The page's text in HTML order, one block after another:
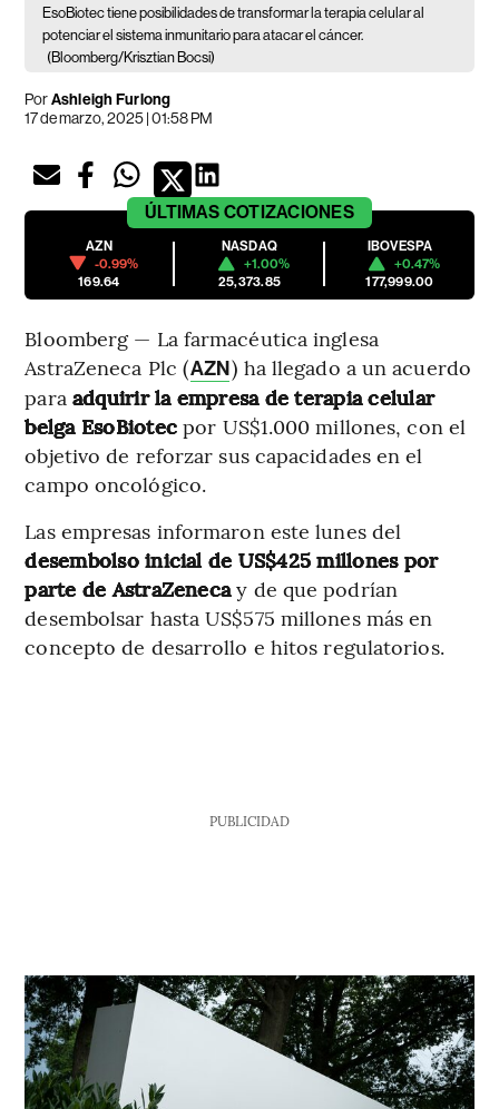
EsoBiotec tiene posibilidades de transformar la terapia celular al
potenciar el sistema inmunitario para atacar el cáncer.
(Bloomberg/Krisztian Bocsi)
PorAshleigh Furlong
17 de marzo, 2025 | 01:58 PM
ÚLTIMAS COTIZACIONES
AZN
-0.99%
169.64
NASDAQ
+1.00%
25,373.85
IBOVESPA
+0.47%
177,999.00
Bloomberg — La farmacéutica inglesa
AstraZeneca Plc (AZN) ha llegado a un acuerdo
para adquirir la empresa de terapia celular
belga EsoBiotec por US$1.000 millones, con el
objetivo de reforzar sus capacidades en el
campo oncológico.
Las empresas informaron este lunes del
desembolso inicial de US$425 millones por
parte de AstraZenecay de que podrían
desembolsar hasta US$575 millones más en
concepto de desarrollo e hitos regulatorios.
PUBLICIDAD